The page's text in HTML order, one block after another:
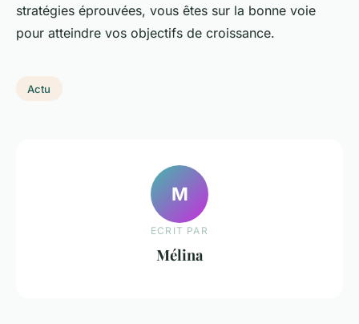
stratégies éprouvées, vous êtes sur la bonne voie
pour atteindre vos objectifs de croissance.
Actu
M
ECRIT PAR
Mélina